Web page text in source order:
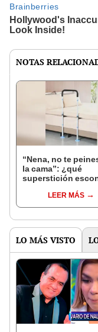
NOTAS
“Nena, no te
la cama”: ¿qué
superstición
Enanitos Verdes?
LEER MÁS
LO MÁS VISTO